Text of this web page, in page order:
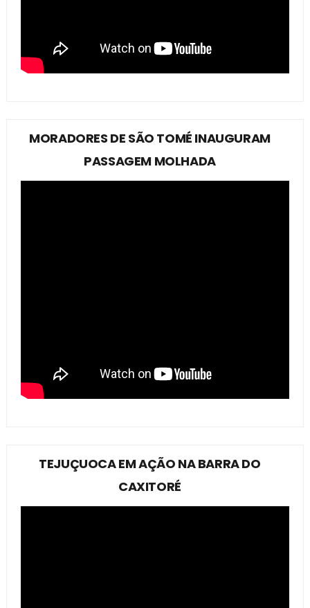
MORADORES DE SÃO TOMÉ INAUGURAM
PASSAGEM MOLHADA
TEJUÇUOCA EM AÇÃO NA BARRA DO
CAXITORÉ